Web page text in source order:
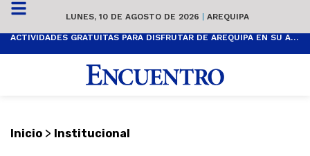
LUNES, 10 DE AGOSTO DE 2026 | AREQUIPA
ACTIVIDADES GRATUITAS PARA DISFRUTAR DE AREQUIPA EN SU ANIVERSARIO
Inicio > Institucional